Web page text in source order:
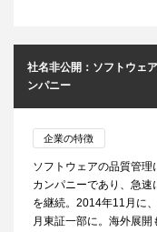
社名非公開：ソフトウェ
ンパニー
企業の特徴
ソフトウェアの品質管
カンパニーであり、急
を継続。2014年11月に
月東証一部に。海外展